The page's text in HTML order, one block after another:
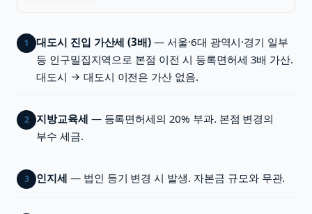
1 대도시 진입 가산세 (3배) — 서울·6대 광역시·경기 일부
등 인구밀집지역으로 본점 이전 시 등록면허세 3배 가산.
대도시 → 대도시 이전은 가산 없음.
2 지방교육세 — 등록면허세의 20% 부과. 본점 변경의
부수 세금.
3 인지세 — 법인 등기 변경 시 발생. 자본금 규모와 무관.